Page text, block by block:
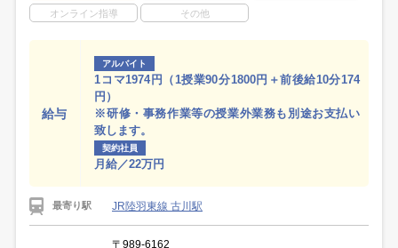
オンライン指導 その他
給与
アルバイト
1コマ1974円（1授業90分1800円＋前後給10分174
円）
※研修・事務作業等の授業外業務も別途お支払い
致します。
契約社員
月給／22万円
最寄り駅 JR陸羽東線 古川駅
〒989-6162